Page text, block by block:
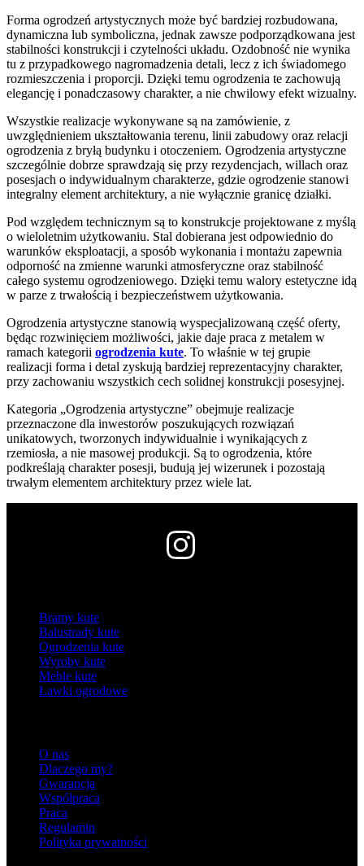
Forma ogrodzeń artystycznych może być bardziej rozbudowana,
dynamiczna lub symboliczna, jednak zawsze podporządkowana jest
stabilności konstrukcji i czytelności układu. Ozdobność nie wynika
tu z przypadkowego nagromadzenia detali, lecz z ich świadomego
rozmieszczenia i proporcji. Dzięki temu ogrodzenia te zachowują
elegancję i ponadczasowy charakter, a nie chwilowy efekt wizualny.
Wszystkie realizacje wykonywane są na zamówienie, z
uwzględnieniem ukształtowania terenu, linii zabudowy oraz relacji
ogrodzenia z bryłą budynku i otoczeniem. Ogrodzenia artystyczne
szczególnie dobrze sprawdzają się przy rezydencjach, willach oraz
posesjach o indywidualnym charakterze, gdzie ogrodzenie stanowi
integralny element architektury, a nie wyłącznie granicę działki.
Pod względem technicznym są to konstrukcje projektowane z myślą
o wieloletnim użytkowaniu. Stal dobierana jest odpowiednio do
warunków eksploatacji, a sposób wykonania i montażu zapewnia
odporność na zmienne warunki atmosferyczne oraz stabilność
całego systemu ogrodzeniowego. Dzięki temu walory estetyczne idą
w parze z trwałością i bezpieczeństwem użytkowania.
Ogrodzenia artystyczne stanowią wyspecjalizowaną część oferty,
będąc rozwinięciem możliwości, jakie daje praca z metalem w
ramach kategorii ogrodzenia kute. To właśnie w tej grupie
realizacji forma i detal zyskują bardziej reprezentacyjny charakter,
przy zachowaniu wszystkich cech solidnej konstrukcji posesyjnej.
Kategoria „Ogrodzenia artystyczne” obejmuje realizacje
przeznaczone dla inwestorów poszukujących rozwiązań
unikatowych, tworzonych indywidualnie i wynikających z
rzemiosła, a nie masowej produkcji. Są to ogrodzenia, które
podkreślają charakter posesji, budują jej wizerunek i pozostają
trwałym elementem architektury przez wiele lat.
Bramy kute
Balustrady kute
Ogrodzenia kute
Wyroby kute
Meble kute
Ławki ogrodowe
O nas
Dlaczego my?
Gwarancja
Współpraca
Praca
Regulamin
Polityka prywatności